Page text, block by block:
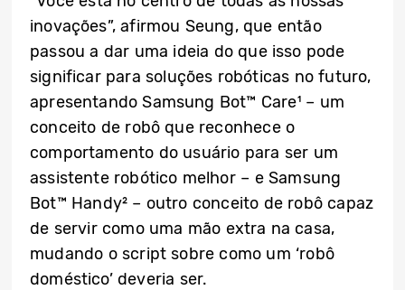
inovações”, afirmou Seung, que então
passou a dar uma ideia do que isso pode
significar para soluções robóticas no futuro,
apresentando Samsung Bot™ Care¹ – um
conceito de robô que reconhece o
comportamento do usuário para ser um
assistente robótico melhor – e Samsung
Bot™ Handy² – outro conceito de robô capaz
de servir como uma mão extra na casa,
mudando o script sobre como um ‘robô
doméstico’ deveria ser.